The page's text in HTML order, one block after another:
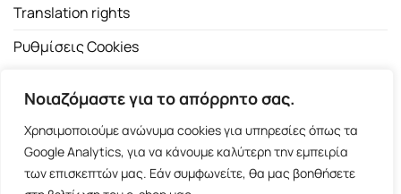
Νοιαζόμαστε για το απόρρητο σας.
Χρησιμοποιούμε ανώνυμα cookies για υπηρεσίες όπως τα
Google Analytics, για να κάνουμε καλύτερη την εμπειρία
των επισκεπτών μας. Εάν συμφωνείτε, θα μας βοηθήσετε
Translation rights
Ρυθμίσεις Cookies
Copyright 2026 ©Εκδοτικός Οίκος Α.Α. Λιβάνη| All rights